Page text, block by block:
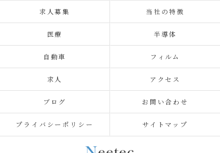
求人募集 当社の特徴
医療 半導体
自動車 フィルム
求人 アクセス
ブログ お問い合わせ
プライバシーポリシー サイトマップ